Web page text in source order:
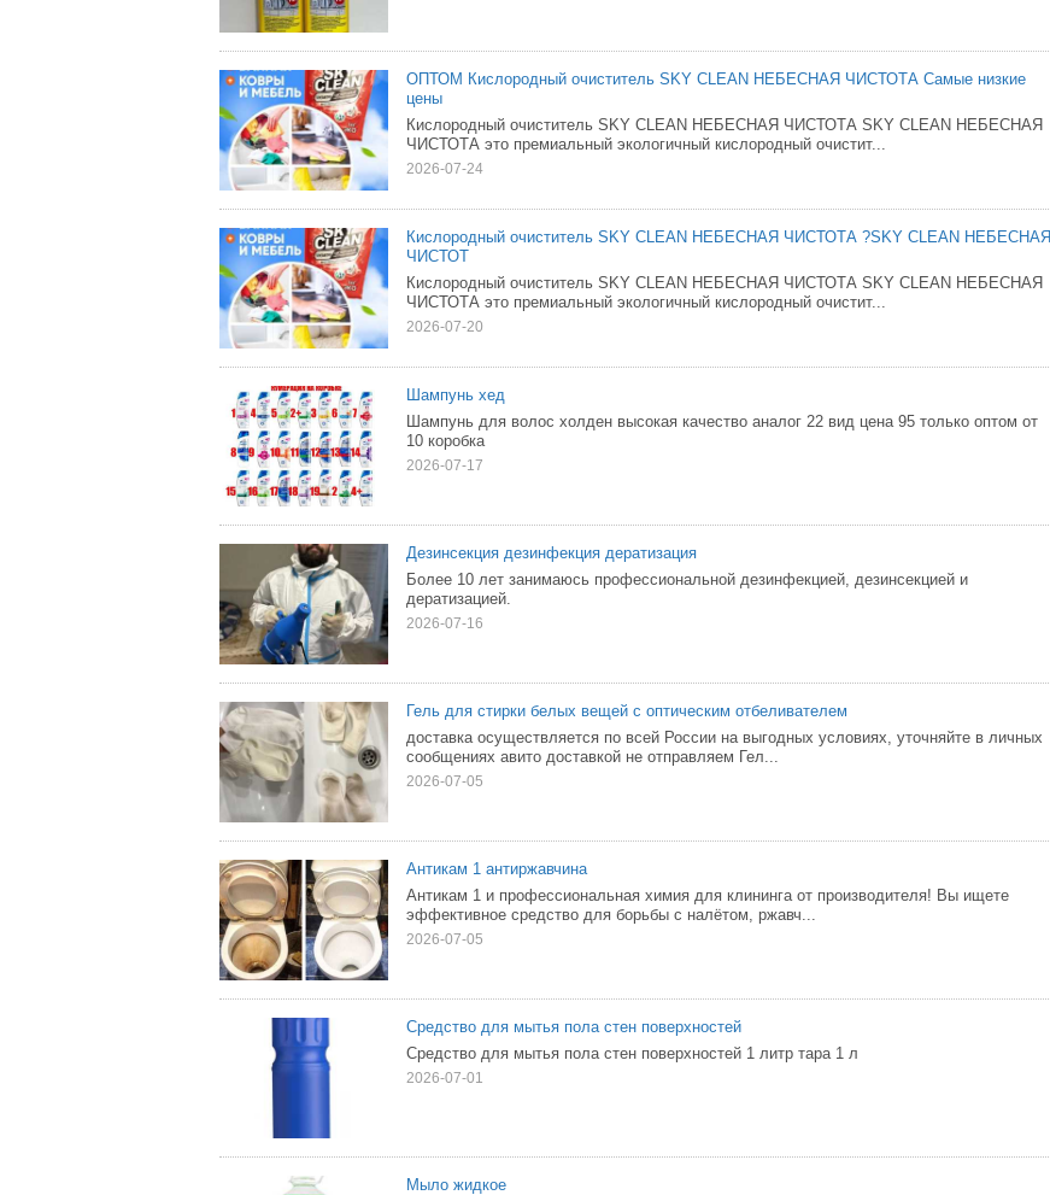
ОПТОМ Кислородный очиститель SKY CLEAN НЕБЕСНАЯ ЧИСТОТА Самые низкие
цены
Кислородный очиститель SKY CLEAN НЕБЕСНАЯ ЧИСТОТА SKY CLEAN НЕБЕСНАЯ
ЧИСТОТА это премиальный экологичный кислородный очистит...
2026-07-24
Кислородный очиститель SKY CLEAN НЕБЕСНАЯ ЧИСТОТА ?SKY CLEAN НЕБЕСНАЯ
ЧИСТОТ
Кислородный очиститель SKY CLEAN НЕБЕСНАЯ ЧИСТОТА SKY CLEAN НЕБЕСНАЯ
ЧИСТОТА это премиальный экологичный кислородный очистит...
2026-07-20
Шампунь хед
Шампунь для волос холден высокая качество аналог 22 вид цена 95 только оптом от
10 коробка
2026-07-17
Дезинсекция дезинфекция дератизация
Более 10 лет занимаюсь профессиональной дезинфекцией, дезинсекцией и
дератизацией.
2026-07-16
Гель для стирки белых вещей с оптическим отбеливателем
доставка осуществляется по всей России на выгодных условиях, уточняйте в личных
сообщениях авито доставкой не отправляем Гел...
2026-07-05
Антикам 1 антиржавчина
Антикам 1 и профессиональная химия для клининга от производителя! Вы ищете
эффективное средство для борьбы с налётом, ржавч...
2026-07-05
Средство для мытья пола стен поверхностей
Средство для мытья пола стен поверхностей 1 литр тара 1 л
2026-07-01
Мыло жидкое